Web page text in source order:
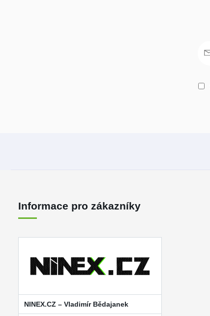
Informace pro zákazníky
NINEX.CZ – Vladimír Bědajanek